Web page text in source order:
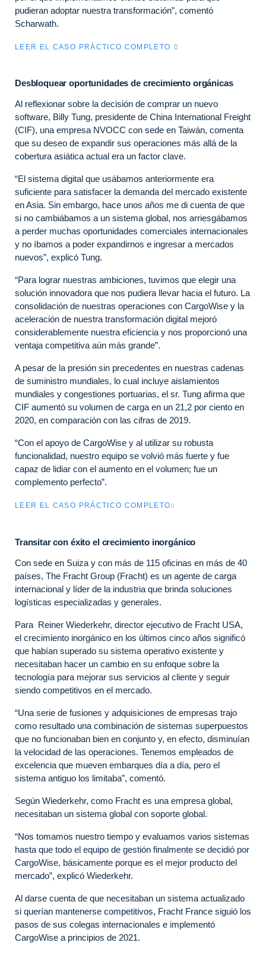
pudieran adoptar nuestra transformación”, comentó
Scharwath.
LEER EL CASO PRÁCTICO COMPLETO
Desbloquear oportunidades de crecimiento orgánicas
Al reflexionar sobre la decisión de comprar un nuevo
software, Billy Tung, presidente de China International Freight
(CIF), una empresa NVOCC con sede en Taiwán, comenta
que su deseo de expandir sus operaciones más allá de la
cobertura asiática actual era un factor clave.
“El sistema digital que usábamos anteriormente era
suficiente para satisfacer la demanda del mercado existente
en Asia. Sin embargo, hace unos años me di cuenta de que
si no cambiábamos a un sistema global, nos arriesgábamos
a perder muchas oportunidades comerciales internacionales
y no íbamos a poder expandirnos e ingresar a mercados
nuevos”, explicó Tung.
“Para lograr nuestras ambiciones, tuvimos que elegir una
solución innovadora que nos pudiera llevar hacia el futuro. La
consolidación de nuestras operaciones con CargoWise y la
aceleración de nuestra transformación digital mejoró
considerablemente nuestra eficiencia y nos proporcionó una
ventaja competitiva aún más grande”.
A pesar de la presión sin precedentes en nuestras cadenas
de suministro mundiales, lo cual incluye aislamientos
mundiales y congestiones portuarias, el sr. Tung afirma que
CIF aumentó su volumen de carga en un 21,2 por ciento en
2020, en comparación con las cifras de 2019.
“Con el apoyo de CargoWise y al utilizar su robusta
funcionalidad, nuestro equipo se volvió más fuerte y fue
capaz de lidiar con el aumento en el volumen; fue un
complemento perfecto”.
LEER EL CASO PRÁCTICO COMPLETO
Transitar con éxito el crecimiento inorgánico
Con sede en Suiza y con más de 115 oficinas en más de 40
países, The Fracht Group (Fracht) es un agente de carga
internacional y líder de la industria que brinda soluciones
logísticas especializadas y generales.
Para Reiner Wiederkehr, director ejecutivo de Fracht USA,
el crecimiento inorgánico en los últimos cinco años significó
que habían superado su sistema operativo existente y
necesitaban hacer un cambio en su enfoque sobre la
tecnología para mejorar sus servicios al cliente y seguir
siendo competitivos en el mercado.
“Una serie de fusiones y adquisiciones de empresas trajo
como resultado una combinación de sistemas superpuestos
que no funcionaban bien en conjunto y, en efecto, disminuían
la velocidad de las operaciones. Tenemos empleados de
excelencia que mueven embarques día a día, pero el
sistema antiguo los limitaba”, comentó.
Según Wiederkehr, como Fracht es una empresa global,
necesitaban un sistema global con soporte global.
“Nos tomamos nuestro tiempo y evaluamos varios sistemas
hasta que todo el equipo de gestión finalmente se decidió por
CargoWise, básicamente porque es el mejor producto del
mercado”, explicó Wiederkehr.
Al darse cuenta de que necesitaban un sistema actualizado
si querían mantenerse competitivos, Fracht France siguió los
pasos de sus colegas internacionales e implementó
CargoWise a principios de 2021.